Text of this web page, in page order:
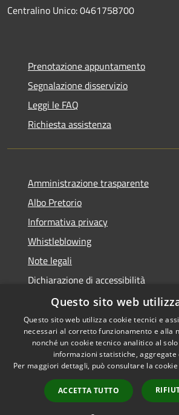
Centralino Unico: 0461758700
Prenotazione appuntamento
Segnalazione disservizio
Leggi le FAQ
Richiesta assistenza
Amministrazione trasparente
Albo Pretorio
Informativa privacy
Whistleblowing
Note legali
Dichiarazione di accessibilità
Feedback accessibilità
RSS
Questo sito web
Questo sito web utilizza cookie tecnici e
necessari al corretto funzionamento e alla
nonché un cookie tecnico analitico al
informazioni statistiche, aggregate
Per maggiori dettagli, può consultare la
ACCETTA TUTTO